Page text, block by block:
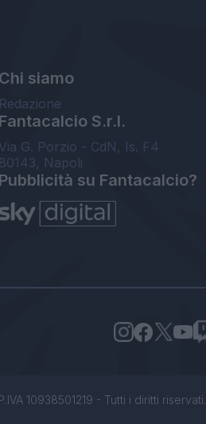
Chi siamo
Redazione
Fantacalcio S.r.l.
Via G. Porzio - CdN, Is. F4
80143, Napoli
Pubblicità su Fantacalcio?
10938501219 - Tutti i diritti riservati.